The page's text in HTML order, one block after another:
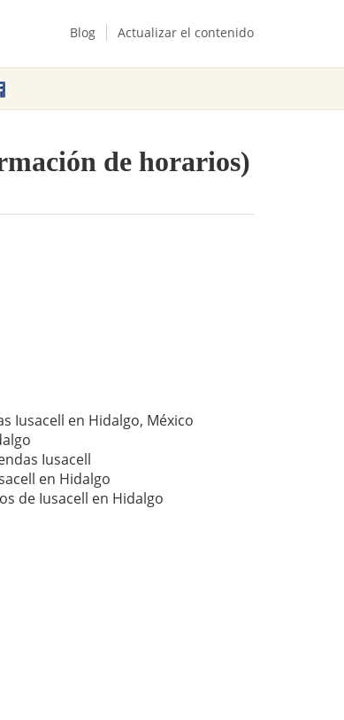
Blog Actualizar el contenido
de horarios)
Iusacell en Hidalgo, México
Iusacell
en Hidalgo
de Iusacell en Hidalgo